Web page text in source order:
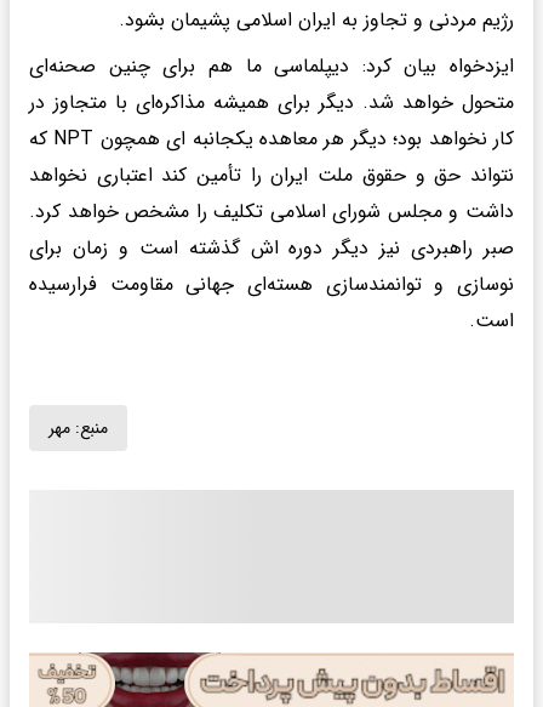
رژیم مردنی و تجاوز به ایران اسلامی پشیمان بشود.
ایزدخواه بیان کرد: دیپلماسی ما هم برای چنین صحنه‌ای
متحول خواهد شد. دیگر برای همیشه مذاکره‌ای با متجاوز در
کار نخواهد بود؛ دیگر هر معاهده یکجانبه ای همچون NPT که
نتواند حق و حقوق ملت ایران را تأمین کند اعتباری نخواهد
داشت و مجلس شورای اسلامی تکلیف را مشخص خواهد کرد.
صبر راهبردی نیز دیگر دوره اش گذشته است و زمان برای
نوسازی و توانمندسازی هسته‌ای جهانی مقاومت فرارسیده
است.
منبع: مهر